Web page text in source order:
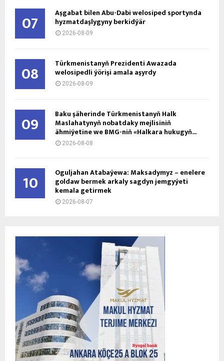
07 Aşgabat bilen Abu-Dabi welosiped sportynda
hyzmatdaşlygyny berkidýär
2026-08-09
08 Türkmenistanyň Prezidenti Awazada
welosipedli ýörişi amala aşyrdy
2026-08-09
09 Baku şäherinde Türkmenistanyň Halk
Maslahatynyň nobatdaky mejlisiniň
ähmiýetine we BMG-niň «Halkara hukugyň...
2026-08-08
10 Oguljahan Atabaýewa: Maksadymyz – enelere
goldaw bermek arkaly sagdyn jemgyýeti
kemala getirmek
2026-08-07